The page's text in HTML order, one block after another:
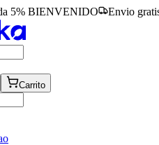
5% BIENVENIDO Envio
Carrito